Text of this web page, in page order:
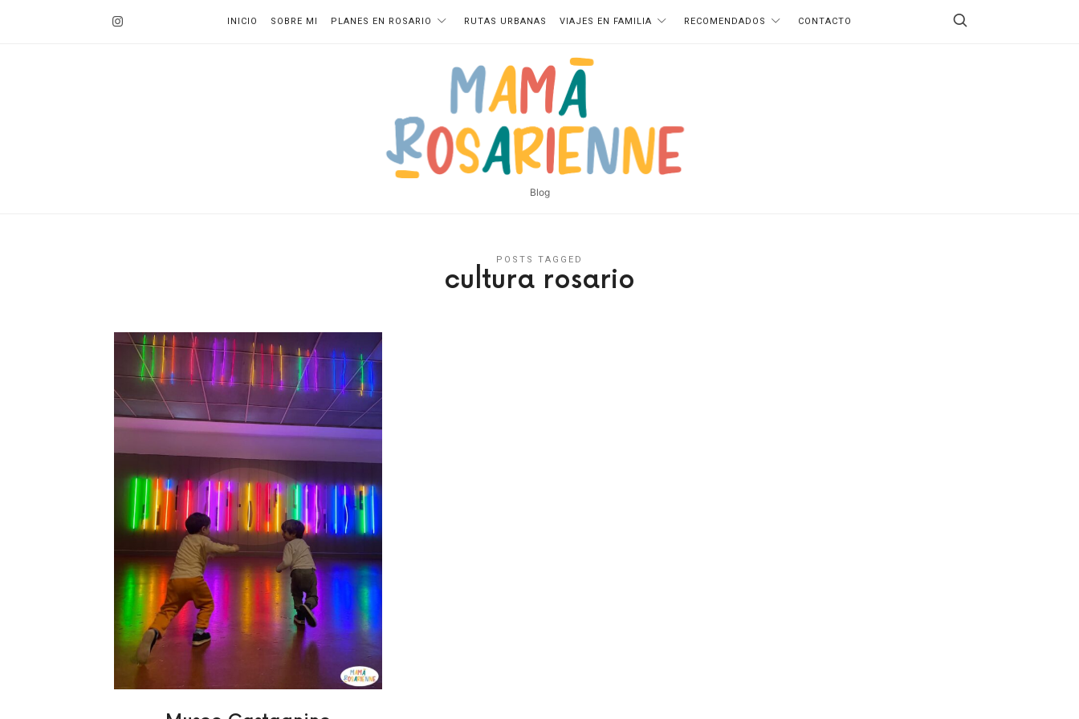
INICIO SOBRE MI PLANES EN ROSARIO RUTAS URBANAS VIAJES EN FAMILIA RECOMENDADOS CONTACTO
Blog
POSTS TAGGED
cultura rosario